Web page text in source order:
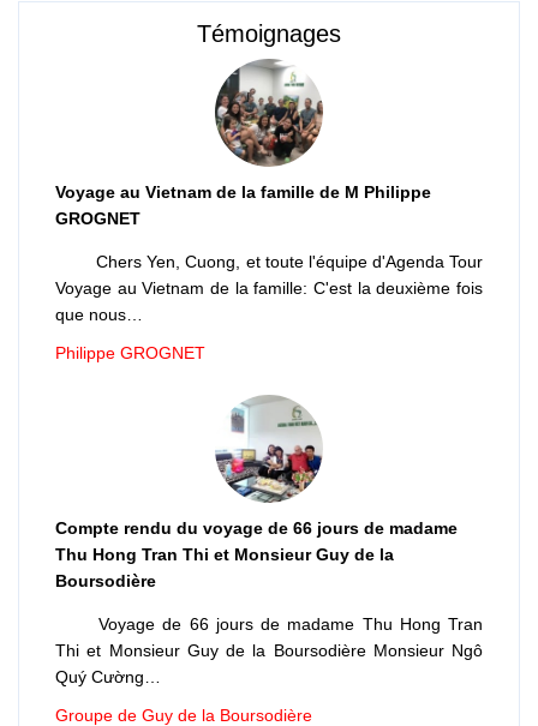
Témoignages
Voyage au Vietnam de la famille de M Philippe
GROGNET
Chers Yen, Cuong, et toute l'équipe d'Agenda Tour
Voyage au Vietnam de la famille: C'est la deuxième fois
que nous…
Philippe GROGNET
Compte rendu du voyage de 66 jours de madame
Thu Hong Tran Thi et Monsieur Guy de la
Boursodière
Voyage de 66 jours de madame Thu Hong Tran
Thi et Monsieur Guy de la Boursodière Monsieur Ngô
Quý Cường…
Groupe de Guy de la Boursodière